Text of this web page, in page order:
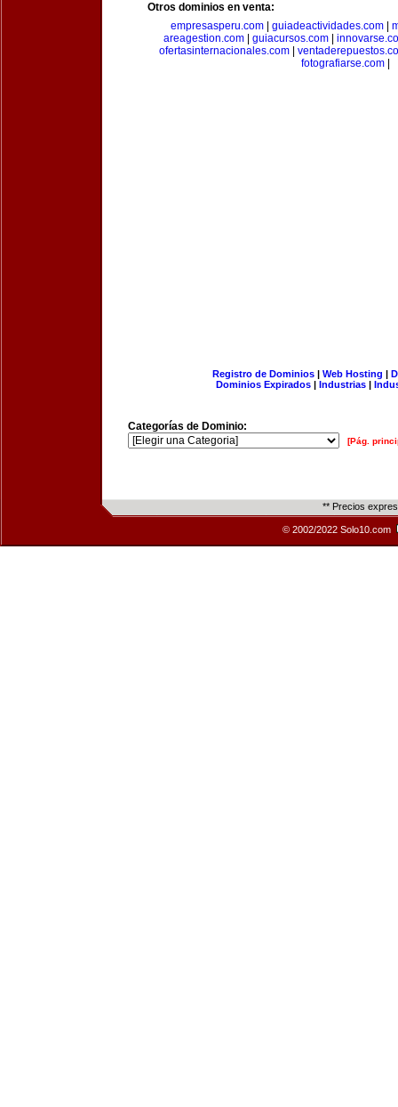
Otros dominios en venta:
empresasperu.com| guiadeactividades.com|
areagestion.com| guiacursos.com|
ofertasinternacionales.com|
fotografiarse.com
Registro de Dominios| Web Hosting |
Dominios Expirados | Industrias |
Categorías de Dominio:
[Pág.
** Precios
© 2002/2022 Solo10.com